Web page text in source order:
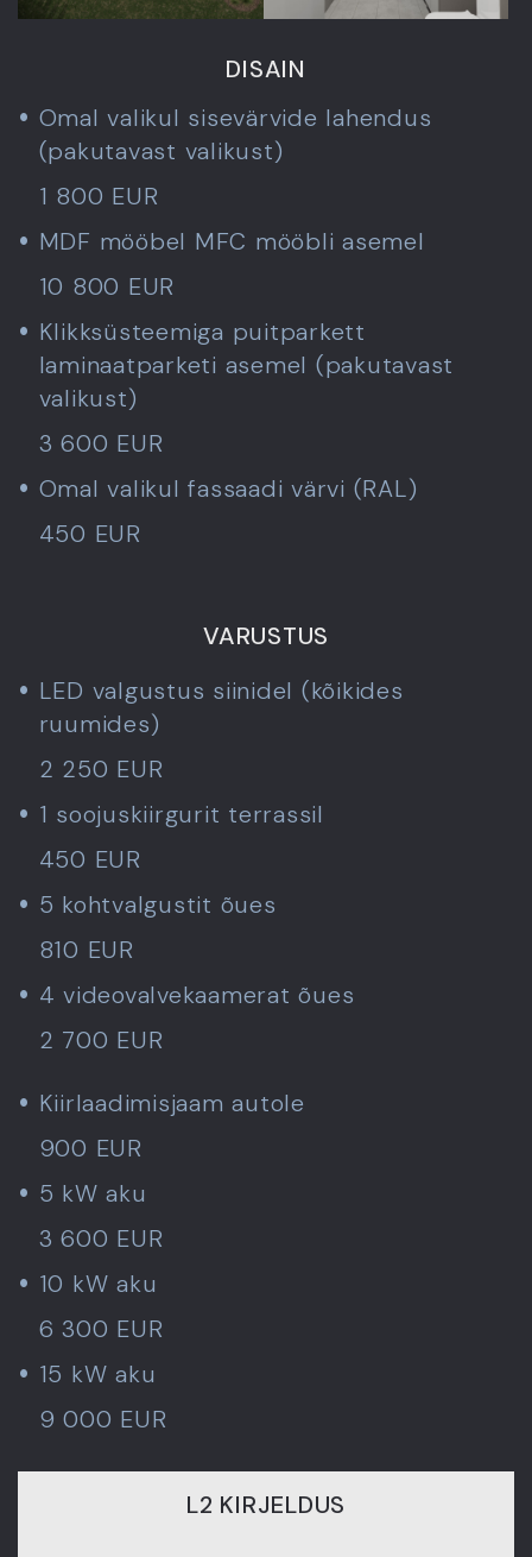
DISAIN
Omal valikul sisevärvide lahendus
(pakutavast valikust)
1 800 EUR
MDF mööbel MFC mööbli asemel
10 800 EUR
Klikksüsteemiga puitparkett
laminaatparketi asemel (pakutavast
valikust)
3 600 EUR
Omal valikul fassaadi värvi (RAL)
450 EUR
VARUSTUS
LED valgustus siinidel (kõikides
ruumides)
2 250 EUR
1 soojuskiirgurit terrassil
450 EUR
5 kohtvalgustit õues
810 EUR
4 videovalvekaamerat õues
2 700 EUR
Kiirlaadimisjaam autole
900 EUR
5 kW aku
3 600 EUR
10 kW aku
6 300 EUR
15 kW aku
9 000 EUR
L2 KIRJELDUS